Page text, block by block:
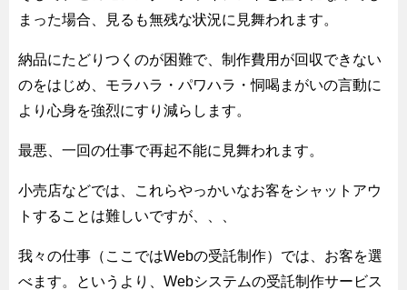
まった場合、見るも無残な状況に見舞われます。
納品にたどりつくのが困難で、制作費用が回収できない
のをはじめ、モラハラ・パワハラ・恫喝まがいの言動に
より心身を強烈にすり減らします。
最悪、一回の仕事で再起不能に見舞われます。
小売店などでは、これらやっかいなお客をシャットアウ
トすることは難しいですが、、、
我々の仕事（ここではWebの受託制作）では、お客を選
べます。というより、Webシステムの受託制作サービス